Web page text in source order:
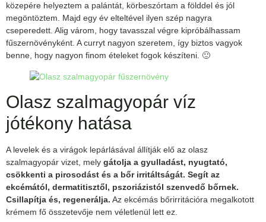
közepére helyeztem a palántát, körbeszórtam a földdel és jól
megöntöztem. Majd egy év elteltével ilyen szép nagyra
cseperedett. Alig várom, hogy tavasszal végre kipróbálhassam
fűszernövényként. A curryt nagyon szeretem, így biztos vagyok
benne, hogy nagyon finom ételeket fogok készíteni. 🙂
Olasz szalmagyopár víz
jótékony hatása
A levelek és a virágok lepárlásával állítják elő az olasz
szalmagyopár vizet, mely gátolja a gyulladást, nyugtató,
csökkenti a pirosodást és a bőr irritáltságát. Segít az
ekcémától, dermatitisztől, pszoriázistól szenvedő bőrnek.
Csillapítja és, regenerálja. Az ekcémás bőrirritációra megalkotott
krémem fő összetevője nem véletlenül lett ez.